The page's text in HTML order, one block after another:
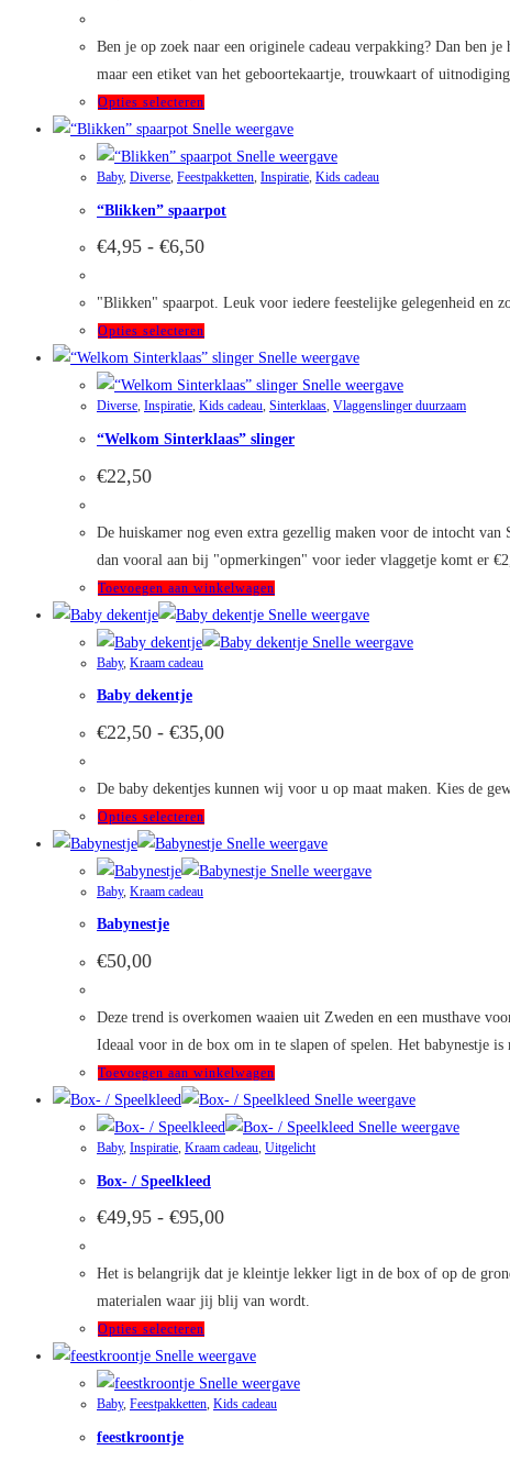
€10,00
Ben je op zoek naar een originele cadeau verpakking? Dan ben
maar een etiket van het geboortekaartje, trouwkaart of
Opties selecteren
product
heeft
meerdere
variaties.
kan
worden
op
de
productpagina
Snelle weergave
Snelle weergave
Baby, Diverse, Feestpakketten, Inspiratie, Kids cadeau
“Blikken” spaarpot
€4,95 - €6,50Prijsklasse:
€6,50
"Blikken" spaarpot. Leuk voor iedere feestelijke gelegenheid en
Opties selecteren
product
heeft
meerdere
variaties.
worden
de
Snelle weergave
Snelle weergave
Diverse, Inspiratie, Kids cadeau, Sinterklaas, Vlaggenslinger duurzaam
“Welkom Sinterklaas” slinger
€22,50
De huiskamer nog even extra gezellig maken voor de intocht
dan vooral aan bij "opmerkingen" voor ieder vlaggetje komt er
Toevoegen aan winkelwagen
Snelle weergave
Snelle weergave
Baby, Kraam cadeau
Baby dekentje
€22,50 - €35,00Prijsklasse:
€35,00
De baby dekentjes kunnen wij voor u op maat maken. Kies de
Opties selecteren
product
heeft
worden
productpagina
Snelle weergave
Snelle weergave
Baby, Kraam cadeau
Babynestje
€50,00
Deze trend is overkomen waaien uit Zweden en een musthave
Ideaal voor in de box om in te slapen of spelen. Het babynestje
Toevoegen aan winkelwagen
Snelle weergave
Snelle weergave
Baby, Inspiratie, Kraam cadeau, Uitgelicht
Box- / Speelkleed
€49,95 - €95,00Prijsklasse:
€95,00
Het is belangrijk dat je kleintje lekker ligt in de box of op de
materialen waar jij blij van wordt.
Opties selecteren
product
heeft
meerdere
Snelle weergave
Snelle weergave
Baby, Feestpakketten, Kids cadeau
feestkroontje